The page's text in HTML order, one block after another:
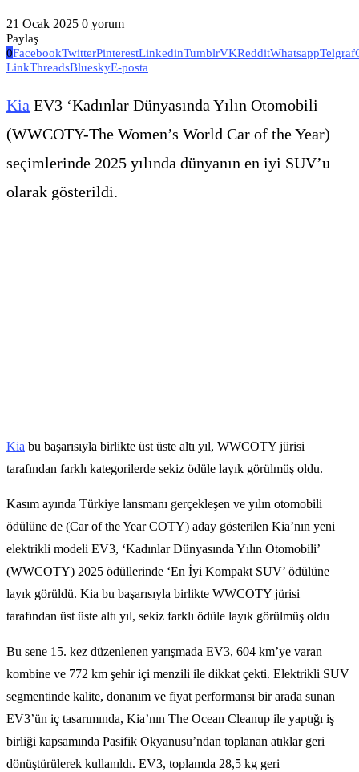
21 Ocak 2025 0 yorum
Paylaş
0FacebookTwitterPinterestLinkedinTumblrVKRedditWhatsappTelgraf
LinkThreadsBlueskyE-posta
Kia EV3 ‘Kadınlar Dünyasında Yılın Otomobili
(WWCOTY-The Women’s World Car of the Year)
seçimlerinde 2025 yılında dünyanın en iyi SUV’u
olarak gösterildi.
Kia bu başarısıyla birlikte üst üste altı yıl, WWCOTY jürisi
tarafından farklı kategorilerde sekiz ödüle layık görülmüş oldu.
Kasım ayında Türkiye lansmanı gerçekleşen ve yılın otomobili
ödülüne de (Car of the Year COTY) aday gösterilen Kia’nın yeni
elektrikli modeli EV3, ‘Kadınlar Dünyasında Yılın Otomobili’
(WWCOTY) 2025 ödüllerinde ‘En İyi Kompakt SUV’ ödülüne
layık görüldü. Kia bu başarısıyla birlikte WWCOTY jürisi
tarafından üst üste altı yıl, sekiz farklı ödüle layık görülmüş oldu
Bu sene 15. kez düzenlenen yarışmada EV3, 604 km’ye varan
kombine ve 772 km şehir içi menzili ile dikkat çekti. Elektrikli SUV
segmentinde kalite, donanım ve fiyat performansı bir arada sunan
EV3’ün iç tasarımında, Kia’nın The Ocean Cleanup ile yaptığı iş
birliği kapsamında Pasifik Okyanusu’ndan toplanan atıklar geri
dönüştürülerek kullanıldı. EV3, toplamda 28,5 kg geri